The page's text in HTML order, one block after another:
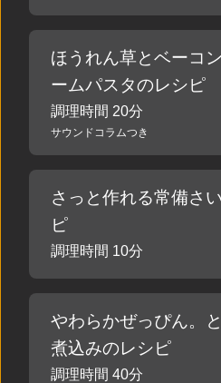
ほうれん草とベーコ
ームパスタのレシピ
調理時間 20分
サウンドコラムつき
さっと作れる常備さ
ピ
調理時間 10分
やわらかぜっぴん。
煮込みのレシピ
調理時間 40分